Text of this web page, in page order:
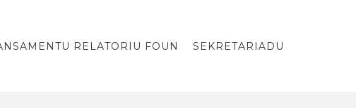
RELATORIU FOUN SEKRETARIADU